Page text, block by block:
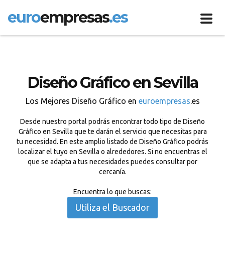
euroempresas.es
Diseño Gráfico en Sevilla
Los Mejores Diseño Gráfico en euroempresas.es
Desde nuestro portal podrás encontrar todo tipo de Diseño
Gráfico en Sevilla que te darán el servicio que necesitas para
tu necesidad. En este amplio listado de Diseño Gráfico podrás
localizar el tuyo en Sevilla o alrededores. Si no encuentras el
que se adapta a tus necesidades puedes consultar por
cercanía.
Encuentra lo que buscas:
Utiliza el Buscador